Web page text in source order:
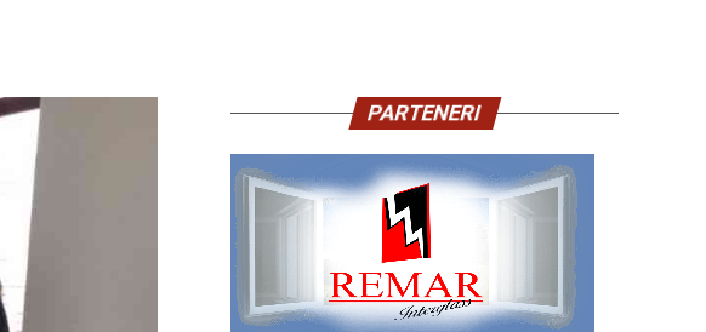
PARTENERI